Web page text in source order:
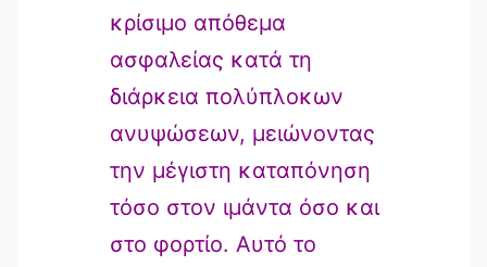
κρίσιμο απόθεμα
ασφαλείας κατά τη
διάρκεια πολύπλοκων
ανυψώσεων, μειώνοντας
την μέγιστη καταπόνηση
τόσο στον ιμάντα όσο και
στο φορτίο. Αυτό το